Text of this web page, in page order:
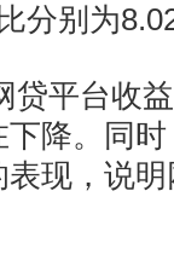
分别为
平台收益
降。同
现，说